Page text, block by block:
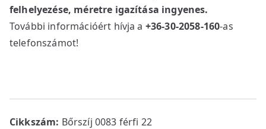
felhelyezése, méretre igazítása ingyenes.
További információért hívja a +36-30-2058-160-as
telefonszámot!
Cikkszám: Bőrszíj 0083 férfi 22